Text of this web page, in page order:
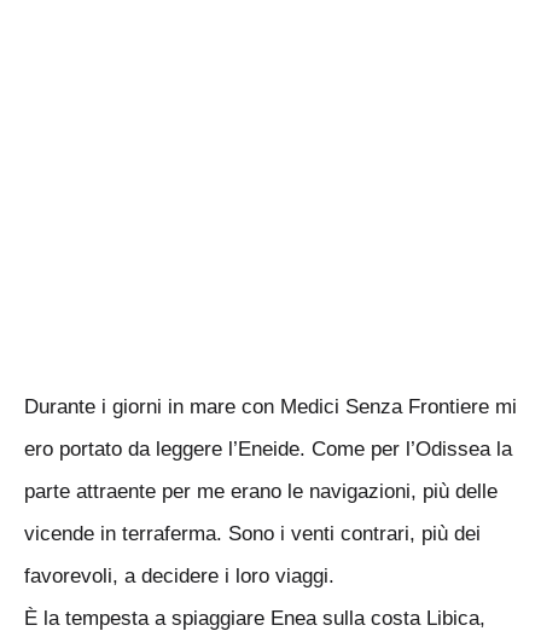
Durante i giorni in mare con Medici Senza Frontiere mi
ero portato da leggere l’Eneide. Come per l’Odissea la
parte attraente per me erano le navigazioni, più delle
vicende in terraferma. Sono i venti contrari, più dei
favorevoli, a decidere i loro viaggi.
È la tempesta a spiaggiare Enea sulla costa Libica,